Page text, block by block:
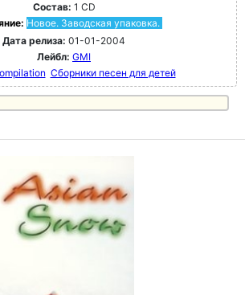
Состав: 1 CD
Новое. Заводская упаковка.
Дата релиза: 01-01-2004
Лейбл: GMI
Сборники песен для детей